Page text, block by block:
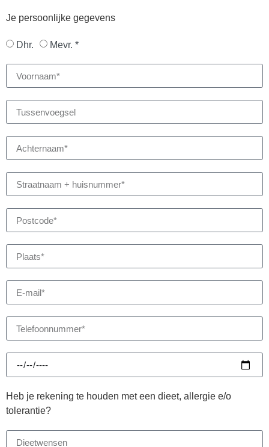
Je persoonlijke gegevens
Dhr. Mevr. *
Heb je rekening te houden met een dieet, allergie e/o
tolerantie?